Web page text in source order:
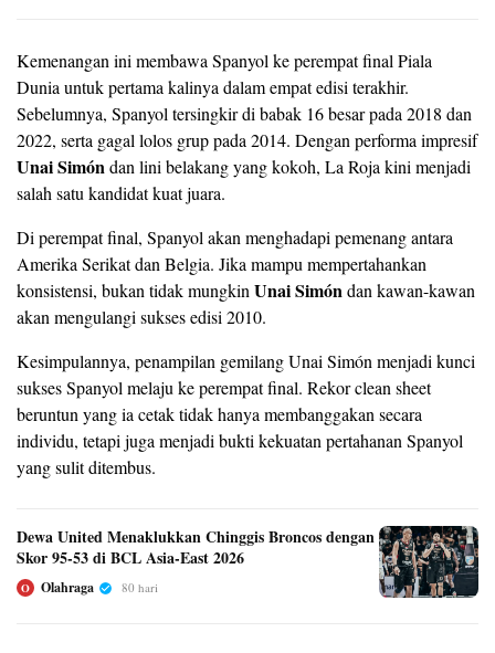
Kemenangan ini membawa Spanyol ke perempat final Piala
Dunia untuk pertama kalinya dalam empat edisi terakhir.
Sebelumnya, Spanyol tersingkir di babak 16 besar pada 2018 dan
2022, serta gagal lolos grup pada 2014. Dengan performa impresif
Unai Simóndan lini belakang yang kokoh, La Roja kini menjadi
salah satu kandidat kuat juara.
Di perempat final, Spanyol akan menghadapi pemenang antara
Amerika Serikat dan Belgia. Jika mampu mempertahankan
konsistensi, bukan tidak mungkinUnai Simóndan kawan-kawan
akan mengulangi sukses edisi 2010.
Kesimpulannya, penampilan gemilang Unai Simón menjadi kunci
sukses Spanyol melaju ke perempat final. Rekor clean sheet
beruntun yang ia cetak tidak hanya membanggakan secara
individu, tetapi juga menjadi bukti kekuatan pertahanan Spanyol
yang sulit ditembus.
Dewa United Menaklukkan Chinggis Broncos dengan
Skor 95-53 di BCL Asia-East 2026
O Olahraga 80 hari